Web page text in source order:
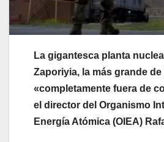
La gigantesca planta
Zaporiyia, la más grande
«completamente fuera de
el director del Organismo
Energía Atómica (OIEA)